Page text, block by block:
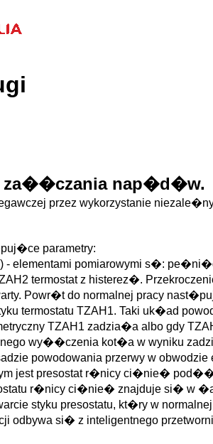
za��czania nap�d�w.
przez wykorzystanie
parametry:
elementami pomiarowymi s�:
termostat z histerez�.
Powr�t do normalnej pracy
termostatu TZAH1. Taki uk�ad
TZAH1 zadzia�a albo gdy
wy��czenia kot�a w wyniku
powodowania przerwy w obwodzie
jest presostat r�nicy ci�nie�
r�nicy ci�nie� znajduje si� w
styku presostatu, kt�ry w
odbywa si� z inteligentnego